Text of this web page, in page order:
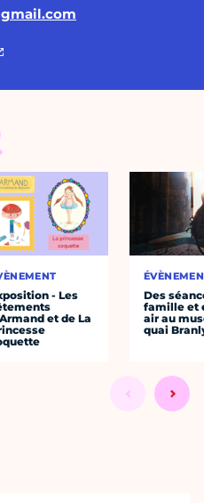
- Les
et de La
Des
famille et
air au
quai